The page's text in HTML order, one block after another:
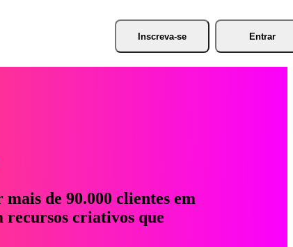
Inscreva-se Entrar
de 90.000 clientes em
recursos criativos que